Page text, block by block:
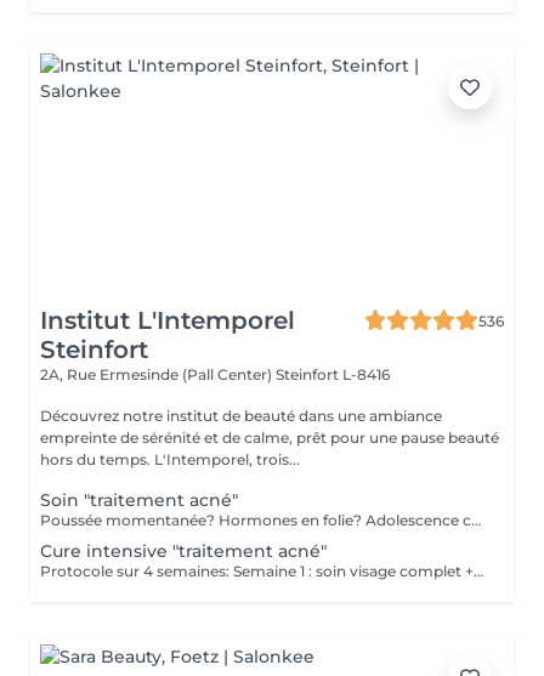
Institut L'Intemporel
Steinfort
536
2A, Rue Ermesinde (Pall Center) Steinfort L-8416
Découvrez notre institut de beauté dans une ambiance
empreinte de sérénité et de calme, prêt pour une pause beauté
hors du temps. L'Intemporel, trois...
Soin "traitement acné"
Poussée momentanée? Hormones en folie? Adolescence compliquée? Ce soin est pour vous. Le soin visage complet comprend un nettoyage en profondeur de la peau avec vapeur et extraction des comédons, un léger massage suivi de 20' de traitement LED et un masque apaisant ou purifiant. Le soin flash est conseillé en entretien suite à un soin complet, entre 2 soins par exemple ou si acné plus tenace. Il comprend un nettoyage du visage, un léger massage et le traitement LED 20'. Pourquoi la LED? La puissance de la lumière LED bleue agit rapidement et efficacement pour éliminer l'acné, les imperfections et l'inflammation existantes, sans dessécher la peau. Elle régule également la production de sébum pour prévenir de futures éruptions cutanées, laissant votre peau claire, saine et lisse.
Cure intensive "traitement acné"
Protocole sur 4 semaines: Semaine 1 : soin visage complet + un soin flash (espacé de 2 jours minimum) Semaine 2 / 3 et 4 : 2 soins flash (espacé de 2 jours minimum) Descriptif complet voir "Soin traitement acné"